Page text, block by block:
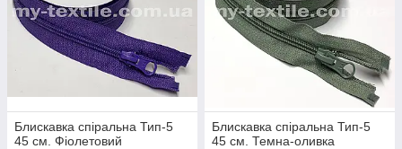
Блискавка спіральна Тип-5
45 см. Фіолетовий
Блискавка спіральна Тип-5
45 см. Темна-оливка